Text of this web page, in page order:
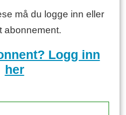
må du logge inn eller
abonnement.
Logg inn
her